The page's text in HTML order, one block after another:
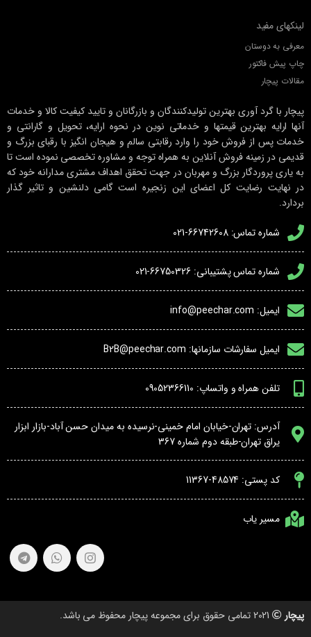
لینکهای مفید
معرفی به دوستان
چاپ پیش فاکتور
مقالات پیچار
پیچار با گرد آوری بهترین تولیدکنندگان و بازرگانان و تایید کیفیت کالا و خدمات
آنها ارایه بهترین قیمتها و خدماتی نوین در نحوه ارایه، تحویل و گارانتی و
خدمات پس از فروش خود را وارد رقابتی سالم و هیجان انگیز با رقبای بزرگ و
قدیمی در زمینه فروش آنلاین به همراه توجه و مشاوره تخصصی نموده است تا
به یاری پروردگار بزرگ و مهربان در جهت تحقق اهداف مشتری مدارانه خود که
در نهایت رضایت کل اعضای این زنجیره است گامی دلنشین و تاثیر گذار
بردارد.
شماره تماس: 66742608-021
شماره تماس پشتیبانی: 66750326-021
ایمیل: info@peechar.com
ایمیل سفارشات سازمانها: B2B@peechar.com
تلفن همراه و واتساپ: 09052366110
آدرس: تهران-خیابان امام خمینی-نرسیده به میدان حسن آباد-بازار ابزار
یراق تهران-طبقه دوم شماره 367
کد پستی: 48574-11367
مسیر یاب
پیچار 2021 تمامی حقوق برای مجموعه پیچار محفوظ می باشد.